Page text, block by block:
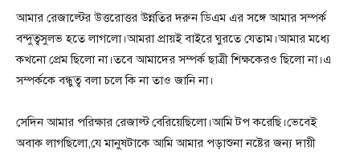
আমার রেজাল্টের উত্তরোত্তর উন্নতির দরুন ডিএম এর সঙ্গে আমার সম্পর্ক
বন্দুত্বসুলভ হতে লাগলো।আমরা প্রায়ই বাইরে ঘুরতে যেতাম।আমার মধ্যে
কখনো প্রেম ছিলো না।তবে আমাদের সম্পর্ক ছাত্রী শিক্ষকেরও ছিলো না।এ
সম্পর্ককে বন্ধুত্ব বলা চলে কি না তাও জানি না।
সেদিন আমার পরিক্ষার রেজাল্ট বেরিয়েছিলো।আমি টপ করেছি।ভেবেই
অবাক লাগছিলো,যে মানুষটাকে আমি আমার পড়াশুনা নষ্টের জন্য দায়ী